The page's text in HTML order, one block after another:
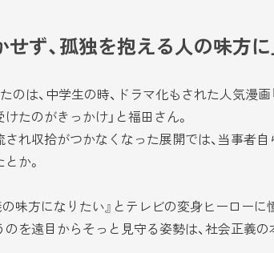
せず、孤独を抱える人の味方
のは、中学生の時、ドラマ化もされた人気漫
たのがきっかけ」と福田さん。
れ収拾がつかなくなった展開では、当事者
か。
の味方になりたい』とテレビの変身ヒーロー
を遠目からそっと見守る姿勢は、社会正義の